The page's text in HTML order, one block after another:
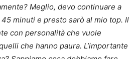
Meglio, devo continuare a
minuti e presto sarò al mio top. Il
con personalità che vuole
che hanno paura. L’importante